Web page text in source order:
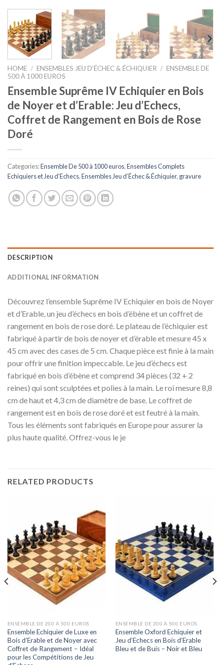
HOME / ENSEMBLES JEU D’ÉCHEC & ÉCHIQUIER / ENSEMBLE DE
500 À 1000 EUROS
Ensemble Suprême IV Echiquier en Bois
de Noyer et d’Erable: Jeu d’Echecs,
Coffret de Rangement en Bois de Rose
Doré
Categories:Ensemble De 500 à 1000 euros,Ensembles Complets
Echiquiers et Jeu d'Echecs,Ensembles Jeu d’Échec & Échiquier, gravure
DESCRIPTION
ADDITIONAL INFORMATION
Découvrez l’ensemble Suprême IV Echiquier en bois de Noyer
et d’Erable, un jeu d’échecs en bois d’ébène et un coffret de
rangement en bois de rose doré. Le plateau de l’échiquier est
fabriqué à partir de bois de noyer et d’érable et mesure 45 x
45 cm avec des cases de 5 cm. Chaque pièce est finie à la main
pour offrir une finition impeccable. Le jeu d’échecs est
fabriqué en bois d’ébène et comprend 34 pièces (32 + 2
reines) qui sont sculptées et polies à la main. Le roi mesure 8,8
cm de haut et 4,3 cm de diamètre de base. Le coffret de
rangement est en bois de rose doré et est feutré à la main.
Tous les éléments sont fabriqués en Europe pour assurer la
plus haute qualité. Offrez-vous le je
RELATED PRODUCTS
ENSEMBLE DE 200 À 500 EUROS
Ensemble Echiquier de Luxe en
Bois d’Erable et de Noyer avec
Coffret de Rangement – Idéal
pour les Compétitions de Jeu
ENSEMBLE DE 200 À 500 EUROS
Ensemble Oxford Echiquier et
Jeu d’Echecs en Bois d’Erable
Bleu et de Buis – Noir et Bleu